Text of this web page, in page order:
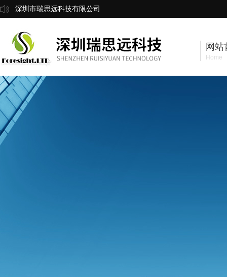
深圳市瑞思远科技有限公司
网站
Home